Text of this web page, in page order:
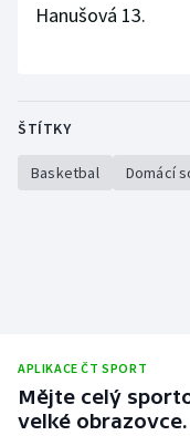
Volejbal
Hanušová 13.
ŠTÍTKY
Basketbal Domácí
APLIKACE ČT SPORT
Mějte celý
velké obrazovce.